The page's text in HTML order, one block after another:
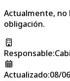
Actualmente, no
obligación.
Responsable:
Actualizado:08/